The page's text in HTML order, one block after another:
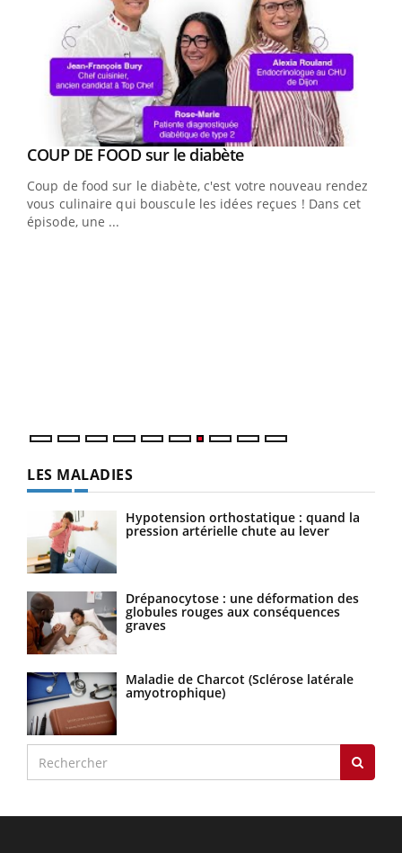
Youtube
COUP DE FOOD sur le diabèteYoutube
Coup de food sur le diabète, c'est votre nouveau rendez-
vous culinaire qui bouscule les idées reçues ! Dans cet
épisode, une ...
LES MALADIES
Hypotension orthostatique : quand la
pression artérielle chute au lever
Drépanocytose : une déformation des
globules rouges aux conséquences
graves
Maladie de Charcot (Sclérose latérale
amyotrophique)